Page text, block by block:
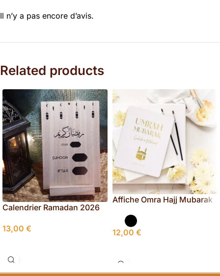
Il n’y a pas encore d’avis.
Related products
Calendrier Ramadan 2026
13,00 €
Affiche Omra Hajj Mubarak
ramadan 2026
12,00 €